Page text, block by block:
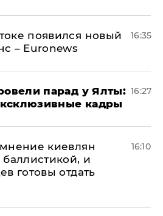
появился новый
– Euronews
16:35
парад у Ялты:
кадры
16:27
киевлян
и
готовы отдать
16:10